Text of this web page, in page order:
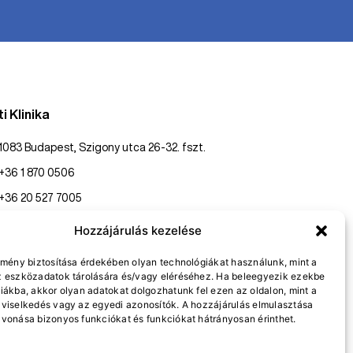
Hozzájárulás kezelése
biztosítása érdekében olyan technológiákat használunk, mint a
tárolására és/vagy eléréséhez. Ha beleegyezik ezekbe
akkor olyan adatokat dolgozhatunk fel ezen az oldalon, mint a
vagy az egyedi azonosítók. A hozzájárulás elmulasztása
bizonyos funkciókat és funkciókat hátrányosan érinthet.
Klinika
Budapest, Szigony utca 26-32. fszt.
1 870 0506
20 527 7005
bejelentkezés Visszahívást kérek